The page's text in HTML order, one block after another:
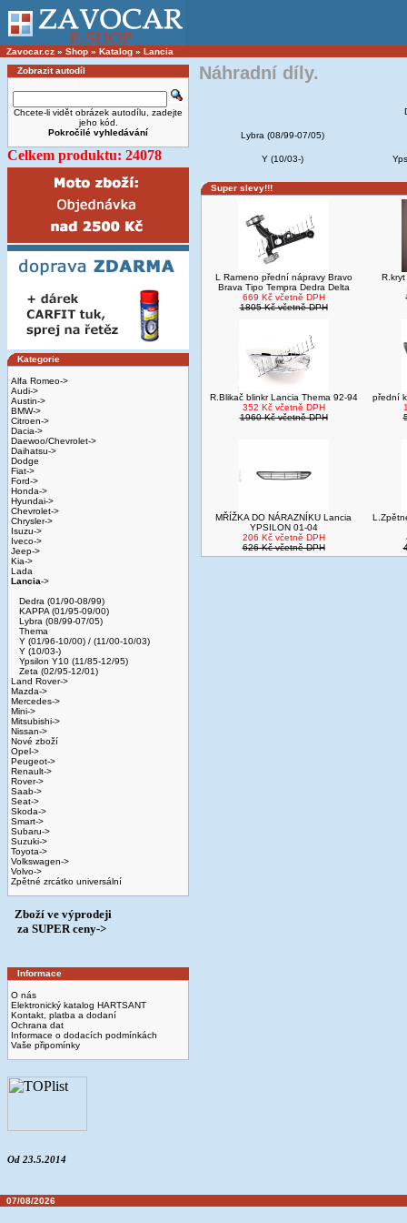
Zavocar.cz » Shop » Katalog » Lancia
Zobrazit autodíl
Chcete-li vidět obrázek autodílu, zadejte
jeho kód.
Pokročilé vyhledávání
Celkem produktu: 24078
Kategorie
Alfa Romeo->
Audi->
Austin->
BMW->
Citroen->
Dacia->
Daewoo/Chevrolet->
Daihatsu->
Dodge
Fiat->
Ford->
Honda->
Hyundai->
Chevrolet->
Chrysler->
Isuzu->
Iveco->
Jeep->
Kia->
Lada
Lancia->
Dedra (01/90-08/99)
KAPPA (01/95-09/00)
Lybra (08/99-07/05)
Thema
Y (01/96-10/00) / (11/00-10/03)
Y (10/03-)
Ypsilon Y10 (11/85-12/95)
Zeta (02/95-12/01)
Land Rover->
Mazda->
Mercedes->
Mini->
Mitsubishi->
Nissan->
Nové zboží
Opel->
Peugeot->
Renault->
Rover->
Saab->
Seat->
Skoda->
Smart->
Subaru->
Suzuki->
Toyota->
Volkswagen->
Volvo->
Zpětné zrcátko universální
Zboží ve výprodeji
­ za SUPER ceny->
Informace
O nás
Elektronický katalog HARTSANT
Kontakt, platba a dodaní
Ochrana dat
Informace o dodacích podmínkách
Vaše připomínky
Od 23.5.2014
Náhradní díly.
Lybra (08/99-07/05)
Y (10/03-)
Super slevy!!!
L Rameno přední nápravy Bravo
Brava Tipo Tempra Dedra Delta
669 Kč včetně DPH
1805 Kč včetně DPH
R.Blikač blinkr Lancia Thema 92-94
352 Kč včetně DPH
1960 Kč včetně DPH
přední
MŘÍŽKA DO NÁRAZNÍKU Lancia
YPSILON 01-04
206 Kč včetně DPH
626 Kč včetně DPH
07/08/2026